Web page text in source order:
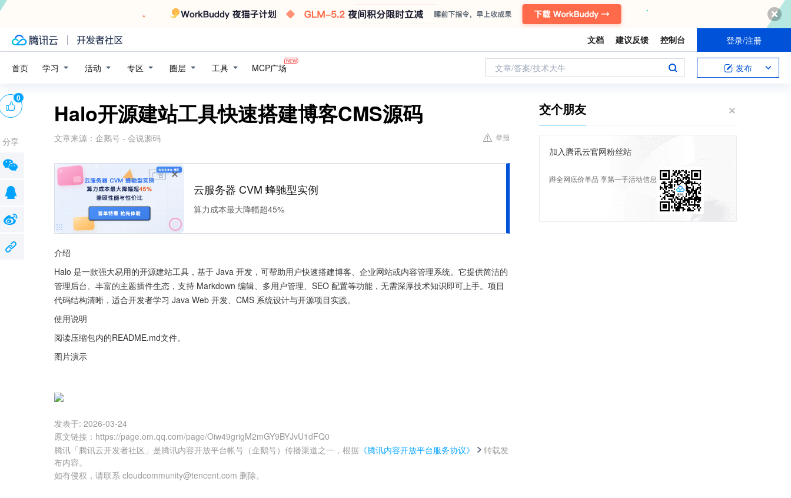
文档 建议反馈 控制台 登录/注册
首页 学习 活动 专区 圈层 工具 MCP广场 文章/答案/技术大牛 发布
Halo开源建站工具快速搭建博客CMS源码
文章来源： 企鹅号 - 会说源码 举报
广告
云服务器 CVM 蜂驰型实例
算力成本最大降幅超45%
介绍
Halo 是一款强大易用的开源建站工具，基于 Java 开发，可帮助用户快速搭建博客、企业网站或内容管理系统。它提供简洁的
管理后台、丰富的主题插件生态，支持 Markdown 编辑、多用户管理、SEO 配置等功能，无需深厚技术知识即可上手。项目
代码结构清晰，适合开发者学习 Java Web 开发、CMS 系统设计与开源项目实践。
使用说明
阅读压缩包内的README.md文件。
图片演示
发表于: 2026-03-24
原文链接 ： https://page.om.qq.com/page/Oiw49grigM2mGY9BYJvU1dFQ0
腾讯「腾讯云开发者社区」是腾讯内容开放平台帐号（企鹅号）传播渠道之一，根据 《腾讯内容开放平台服务协议》
转载发
布内容。
如有侵权，请联系 cloudcommunity@tencent.com 删除。
0
分享
交个朋友
加入腾讯云官网粉丝站
蹲全网底价单品 享第一手活动信息